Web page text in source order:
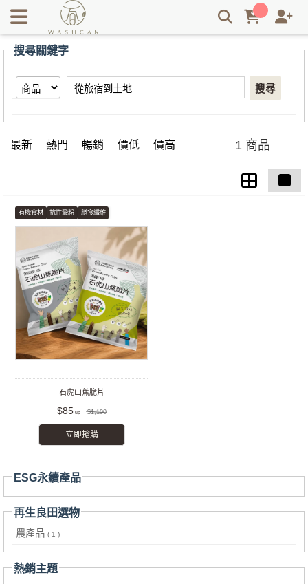
【從旅宿到土地】搜尋結果 | Washcan瓦士肯
搜尋關鍵字
搜尋
最新 熱門 暢銷 價低 價高 1 商品
有機食材 抗性澱粉 膳食纖維
石虎山蕉脆片
$85 $1,100
立即搶購
ESG永續產品
再生良田選物
農產品 ( 1 )
熱銷主題